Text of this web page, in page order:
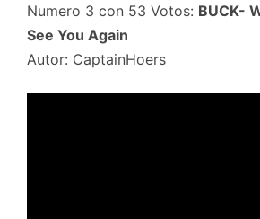
Numero 3 con 53 Votos: BUCK-
See You Again
Autor: CaptainHoers